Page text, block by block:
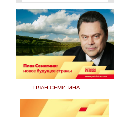
ПЛАН СЕМИГИНА